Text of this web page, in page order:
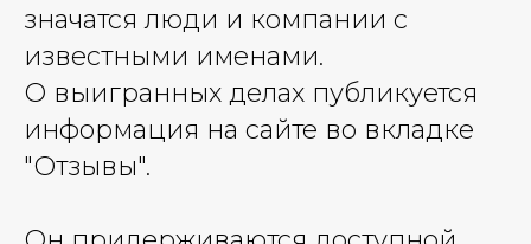
значатся люди и компании с
известными именами.
О выигранных делах публикуется
информация на сайте во вкладке
"Отзывы".